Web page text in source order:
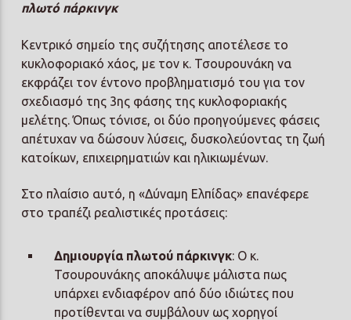
πλωτό πάρκινγκ
Κεντρικό σημείο της συζήτησης αποτέλεσε το
κυκλοφοριακό χάος, με τον κ. Τσουρουνάκη να
εκφράζει τον έντονο προβληματισμό του για τον
σχεδιασμό της 3ης φάσης της κυκλοφοριακής
μελέτης. Όπως τόνισε, οι δύο προηγούμενες φάσεις
απέτυχαν να δώσουν λύσεις, δυσκολεύοντας τη ζωή
κατοίκων, επιχειρηματιών και ηλικιωμένων.
Στο πλαίσιο αυτό, η «Δύναμη Ελπίδας» επανέφερε
στο τραπέζι ρεαλιστικές προτάσεις:
Δημιουργία πλωτού πάρκινγκ: Ο κ.
Τσουρουνάκης αποκάλυψε μάλιστα πως
υπάρχει ενδιαφέρον από δύο ιδιώτες που
προτίθενται να συμβάλουν ως χορηγοί